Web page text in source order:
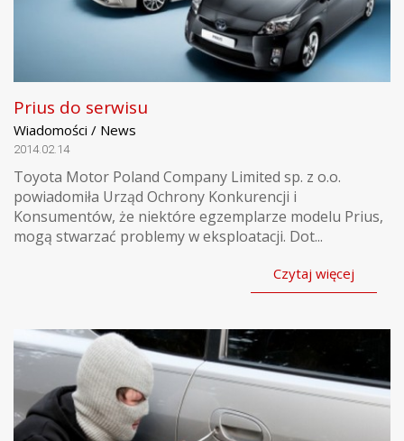
Prius do serwisu
Wiadomości / News
2014.02.14
Toyota Motor Poland Company Limited sp. z o.o.
powiadomiła Urząd Ochrony Konkurencji i
Konsumentów, że niektóre egzemplarze modelu Prius,
mogą stwarzać problemy w eksploatacji. Dot...
Czytaj więcej